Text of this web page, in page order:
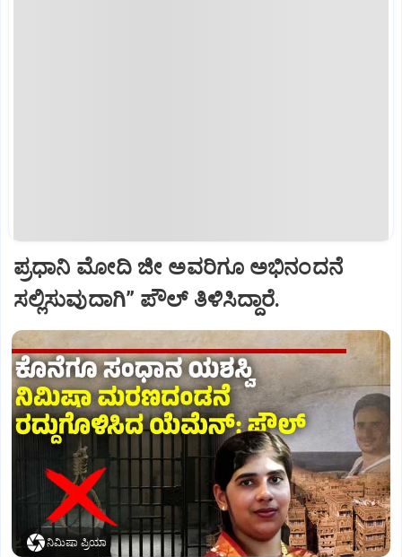
ಪ್ರಧಾನಿ ಮೋದಿ ಜೀ ಅವರಿಗೂ ಅಭಿನಂದನೆ
ಸಲ್ಲಿಸುವುದಾಗಿ” ಪೌಲ್‌ ತಿಳಿಸಿದ್ದಾರೆ.
ನಿಮಿಷಾ ಪ್ರಿಯಾ